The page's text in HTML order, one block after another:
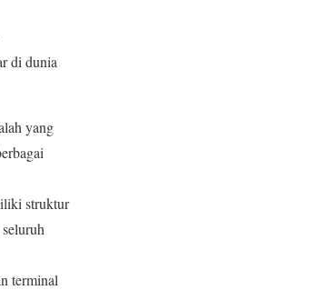
di dunia
yang
struktur
terminal